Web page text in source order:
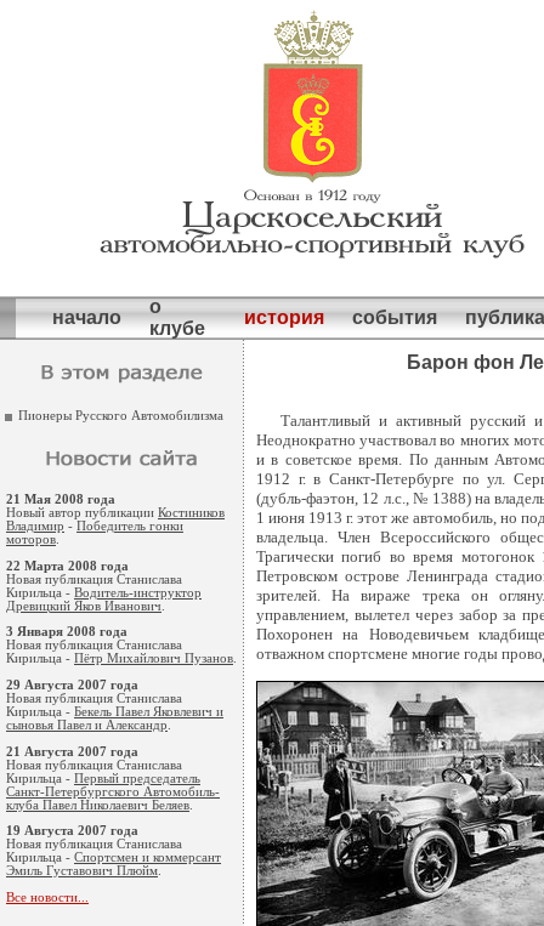
начало
о
клубе
история события
Пионеры Русского Автомобилизма
21 Мая 2008 года
Новый автор публикации Костиников
Владимир - Победитель гонки
моторов
22 Марта 2008 года
Новая публикация Станислава
Кирильца - Водитель-инструктор
Древицкий Яков Иванович
3 Января 2008 года
Новая публикация Станислава
Кирильца - Пётр Михайлович Пузанов.
29 Августа 2007 года
Новая публикация Станислава
Кирильца - Бекель Павел Яковлевич и
сыновья Павел и Александр
21 Августа 2007 года
Новая публикация Станислава
Кирильца - Первый председатель
Санкт-Петербургского Автомобиль-
клуба Павел Николаевич Беляев
19 Августа 2007 года
Новая публикация Станислава
Кирильца - Cпортсмен и коммерсант
Эмиль Густавoвич Плюйм.
Все новости...
Барон фон
Талантливый и активный русский
Неоднократно участвовал во многих
и в советское время. По данным
1912 г. в Санкт-Петербурге по ул.
(дубль-фаэтон, 12 л.с., № 1388) на
1 июня 1913 г. этот же автомобиль, но
владельца. Член Всероссийского
Трагически погиб во время
Петровском острове Ленинграда
зрителей. На вираже трека он
управлением, вылетел через забор за
Похоронен на Новодевичьем
отважном спортсмене многие годы